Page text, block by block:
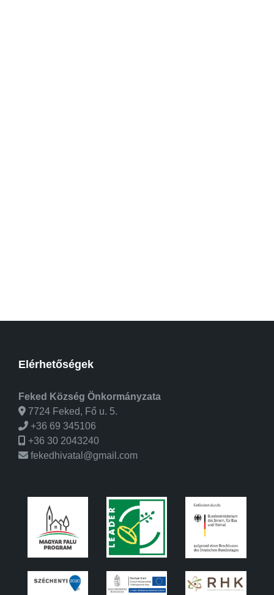
Elérhetőségek
Feked Község Önkormányzata
7724 Feked, Fő u. 5.
+36 69 345106
+36 30 2043240
fekedhivatal@gmail.com